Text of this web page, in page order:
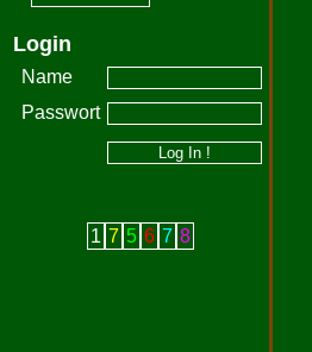
Login
Name
Passwort
1 7 5 6 7 8